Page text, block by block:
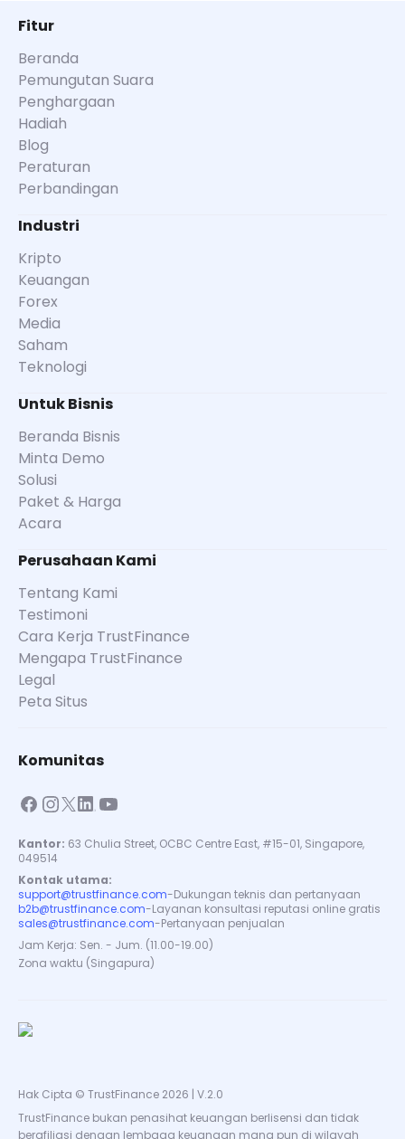
Fitur
Beranda
Pemungutan Suara
Penghargaan
Hadiah
Blog
Peraturan
Perbandingan
Industri
Kripto
Keuangan
Forex
Media
Saham
Teknologi
Untuk Bisnis
Beranda Bisnis
Minta Demo
Solusi
Paket & Harga
Acara
Perusahaan Kami
Tentang Kami
Testimoni
Cara Kerja TrustFinance
Mengapa TrustFinance
Legal
Peta Situs
Komunitas
Kantor: 63 Chulia Street, OCBC Centre East, #15-01, Singapore,
049514
Kontak utama:
support@trustfinance.com-Dukungan teknis dan pertanyaan
b2b@trustfinance.com-Layanan konsultasi reputasi online gratis
sales@trustfinance.com-Pertanyaan penjualan
Jam Kerja: Sen. - Jum. (11.00-19.00)
Zona waktu (Singapura)
Hak Cipta © TrustFinance 2026 | V.2.0
TrustFinance bukan penasihat keuangan berlisensi dan tidak
berafiliasi dengan lembaga keuangan mana pun di wilayah